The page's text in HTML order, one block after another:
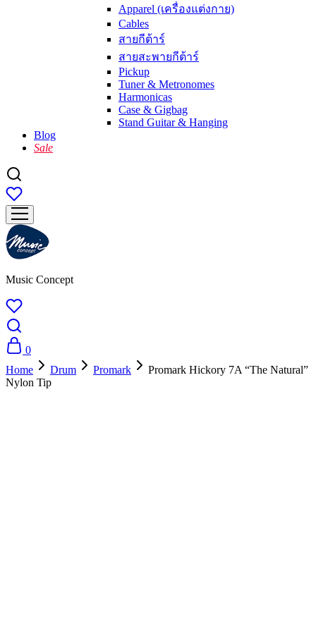
Apparel (เครื่องแต่งกาย)
Cables
สายกีต้าร์
สายสะพายกีต้าร์
Pickup
Tuner & Metronomes
Harmonicas
Case & Gigbag
Stand Guitar & Hanging
Blog
Sale
Music Concept
0
Home
Drum Promark
Promark Hickory 7A “The Natural”
Nylon Tip